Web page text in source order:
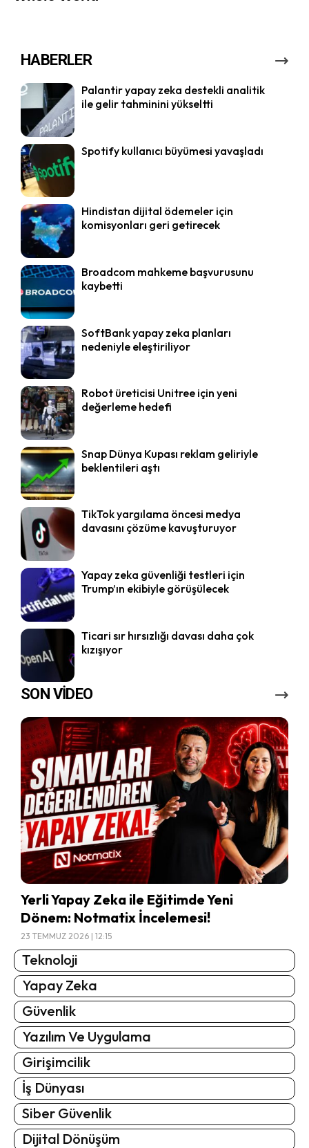
HABERLER
Palantir yapay zeka destekli analitik
ile gelir tahminini yükseltti
Spotify kullanıcı büyümesi yavaşladı
Hindistan dijital ödemeler için
komisyonları geri getirecek
Broadcom mahkeme başvurusunu
kaybetti
SoftBank yapay zeka planları
nedeniyle eleştiriliyor
Robot üreticisi Unitree için yeni
değerleme hedefi
Snap Dünya Kupası reklam geliriyle
beklentileri aştı
TikTok yargılama öncesi medya
davasını çözüme kavuşturuyor
Yapay zeka güvenliği testleri için
Trump’ın ekibiyle görüşülecek
Ticari sır hırsızlığı davası daha çok
kızışıyor
SON VİDEO
Yerli Yapay Zeka ile Eğitimde Yeni
Dönem: Notmatix İncelemesi!
23 TEMMUZ 2026 | 12:15
Teknoloji
Yapay Zeka
Güvenlik
Yazılım Ve Uygulama
Girişimcilik
İş Dünyası
Siber Güvenlik
Dijital Dönüşüm